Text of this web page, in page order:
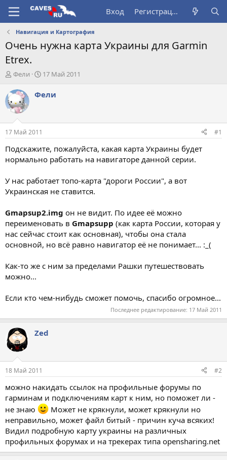
Вход Регистрация
Навигация и Картография
Очень нужна карта Украины для Garmin
Etrex.
А
т
о
р
т
е
м
ы
Фели
Д
т
а
л
17 Май 2011
Фели
17 Май 2011 #1
Подскажите, пожалуйста, какая карта Украины будет
нормально работать на навигаторе данной серии.
У нас работает топо-карта "дороги России", а вот
Украинская не ставится.
Gmapsup2.img он не видит. По идее её можно
переименовать в Gmapsupp (как карта России, которая у
нас сейчас стоит как основная), чтобы она стала
основной, но всё равно навигатор её не понимает... :_(
Как-то же с ним за пределами Рашки путешествовать
можно...
Если кто чем-нибудь сможет помочь, спасибо огромное...
Последнее редактирование: 17 Май 2011
Zed
18 Май 2011 #2
можно накидать ссылок на профильные форумы по
гарминам и подключениям карт к ним, но поможет ли -
не знаю
Может не крякнули, может крякнули но
неправильно, может файл битый - причин куча всяких!
Видил подробную карту украины на различных
профильных форумах и на трекерах типа opensharing.net